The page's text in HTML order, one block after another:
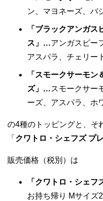
ン、マヨネーズ、バ
「ブラックアンガ
ス」…アンガスビー
アスパラ、チェリー
「スモークサーモ
ズ」…スモークサー
ーズ、アスパラ、ホ
の4種のトッピングと、そ
「 クワトロ・シェフズ プ
販売価格（税別）は
「クワトロ・シェフ
お持ち帰り Mサイズ